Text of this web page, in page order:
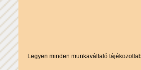
Legyen minden munkavállaló